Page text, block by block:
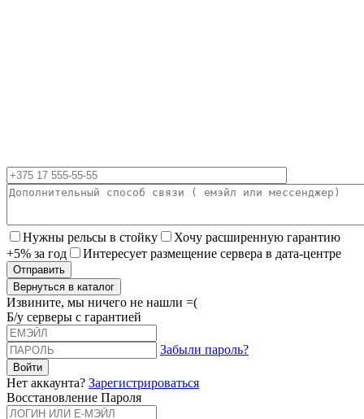
Нужны рельсы в стойку
Хочу расширенную гарантию
+5% за год
Интересует размещение сервера в дата-центре
Вернуться в каталог
Извините, мы ничего не нашли =(
Б/у серверы с гарантией
Забыли пароль?
Нет аккаунта? Зарегистрироваться
Восстановление Пароля